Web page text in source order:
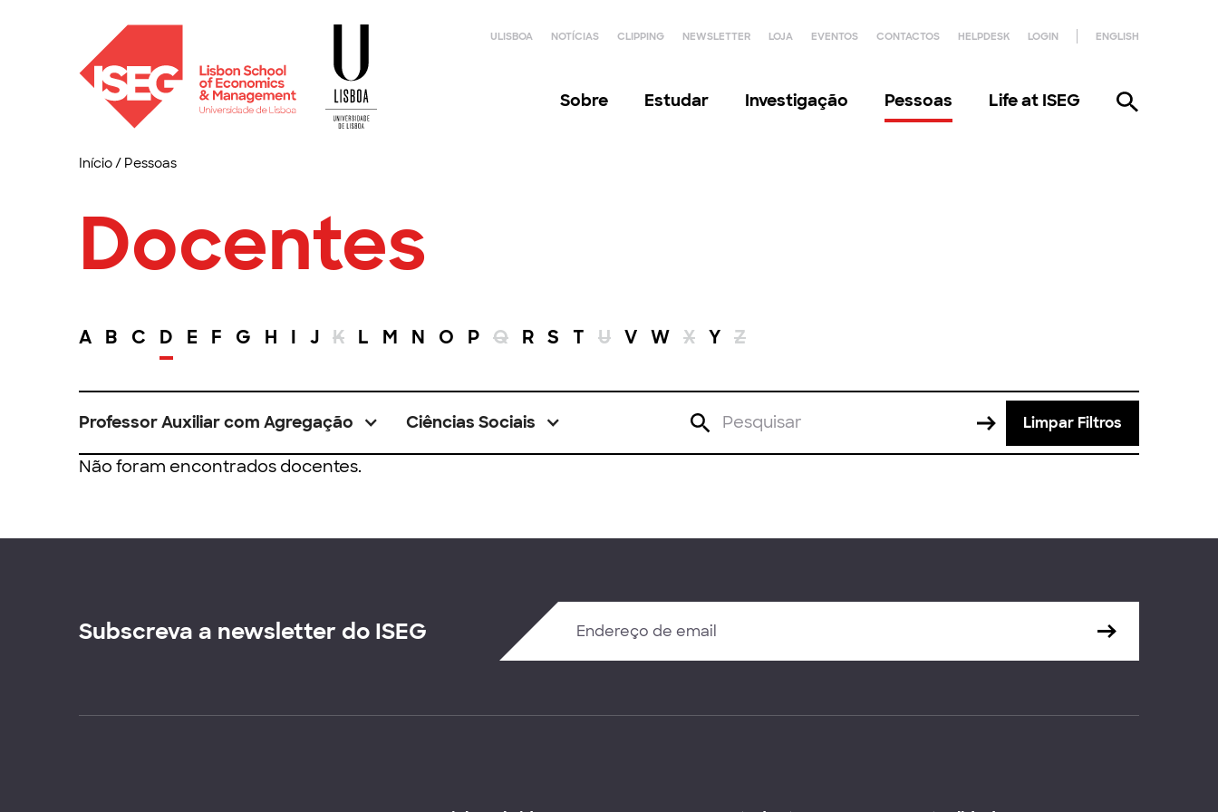
ULISBOA NOTÍCIAS CLIPPING NEWSLETTER LOJA EVENTOS CONTACTOS HELPDESK LOGIN ENGLISH
Sobre Estudar Investigação Pessoas Life at ISEG
Início/ Pessoas
Docentes
A B C D E F G H I J K L M N O P Q R S T U V W X Y Z
Professor Auxiliar com Agregação Ciências Sociais Limpar Filtros
Não foram encontrados docentes.
Subscreva a newsletter do ISEG